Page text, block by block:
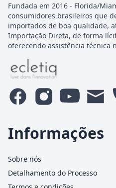
Fundada em 2016 - Florida/
consumidores brasileiros que
importados de boa qualidade,
Importação Direta, de forma
oferecendo assistência técnica
Informações
Sobre nós
Detalhamento do Processo